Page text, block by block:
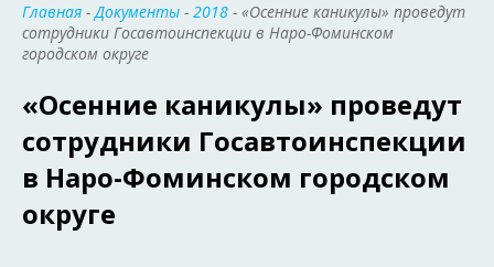
Главная -Документы - 2018 - «Осенние каникулы» проведут
сотрудники Госавтоинспекции в Наро-Фоминском
городском округе
«Осенние каникулы» проведут
сотрудники Госавтоинспекции
в Наро-Фоминском городском
округе